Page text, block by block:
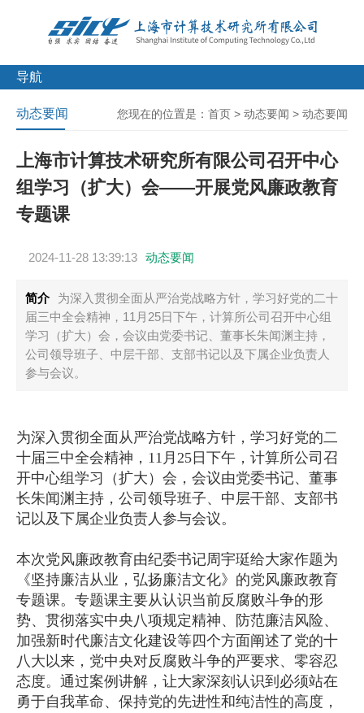
导航
您现在的位置是： 首页 > 动态要闻 > 动态要闻
动态要闻
上海市计算技术研究所有限公司召开中心
组学习（扩大）会——开展党风廉政教育
专题课
2024-11-28 13:39:13 动态要闻
简介
为深入贯彻全面从严治党战略方针，学习好党的二十
届三中全会精神，11月25日下午，计算所公司召开中心组
学习（扩大）会，会议由党委书记、董事长朱闻渊主持，
公司领导班子、中层干部、支部书记以及下属企业负责人
参与会议。
为深入贯彻全面从严治党战略方针，学习好党的二
十届三中全会精神，11月25日下午，计算所公司召
开中心组学习（扩大）会，会议由党委书记、董事
长朱闻渊主持，公司领导班子、中层干部、支部书
记以及下属企业负责人参与会议。
本次党风廉政教育由纪委书记周宇珽给大家作题为
《坚持廉洁从业，弘扬廉洁文化》的党风廉政教育
专题课。专题课主要从认识当前反腐败斗争的形
势、贯彻落实中央八项规定精神、防范廉洁风险、
加强新时代廉洁文化建设等四个方面阐述了党的十
八大以来，党中央对反腐败斗争的严要求、零容忍
态度。通过案例讲解，让大家深刻认识到必须站在
勇于自我革命、保持党的先进性和纯洁性的高度，